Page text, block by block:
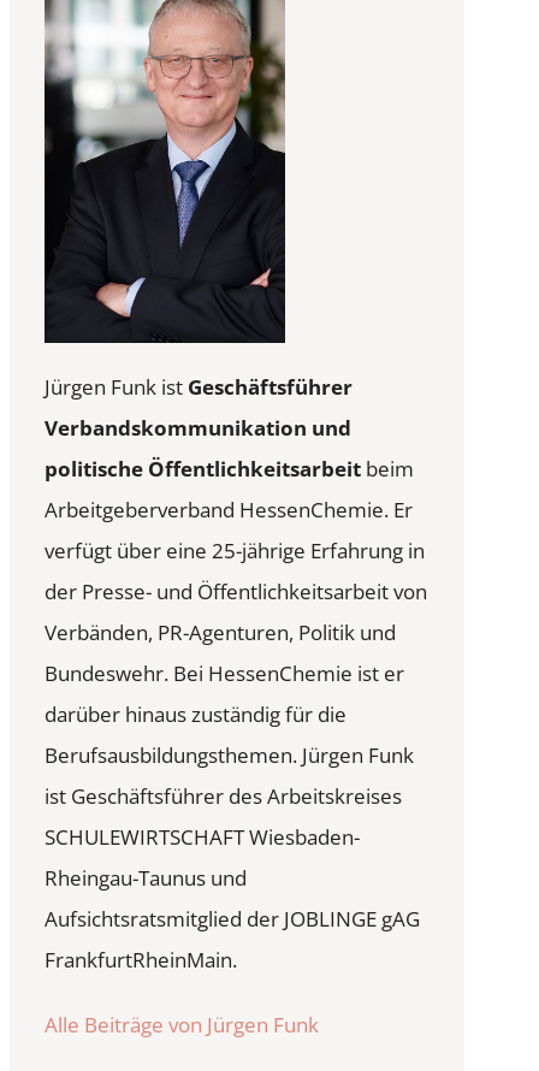
Jürgen Funk ist Geschäftsführer
Verbandskommunikation und
politische Öffentlichkeitsarbeit beim
Arbeitgeberverband HessenChemie. Er
verfügt über eine 25-jährige Erfahrung in
der Presse- und Öffentlichkeitsarbeit von
Verbänden, PR-Agenturen, Politik und
Bundeswehr. Bei HessenChemie ist er
darüber hinaus zuständig für die
Berufsausbildungsthemen. Jürgen Funk
ist Geschäftsführer des Arbeitskreises
SCHULEWIRTSCHAFT Wiesbaden-
Rheingau-Taunus und
Aufsichtsratsmitglied der JOBLINGE gAG
FrankfurtRheinMain.
Alle Beiträge von Jürgen Funk